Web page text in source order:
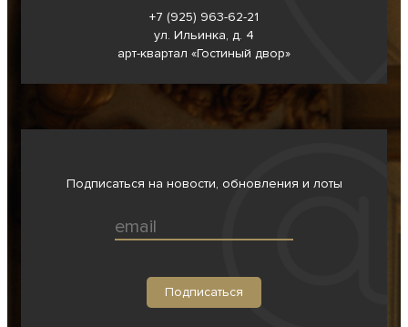
+7 (925) 963-62-21
ул. Ильинка, д. 4
арт-квартал «Гостиный двор»
Подписаться на новости, обновления и лоты